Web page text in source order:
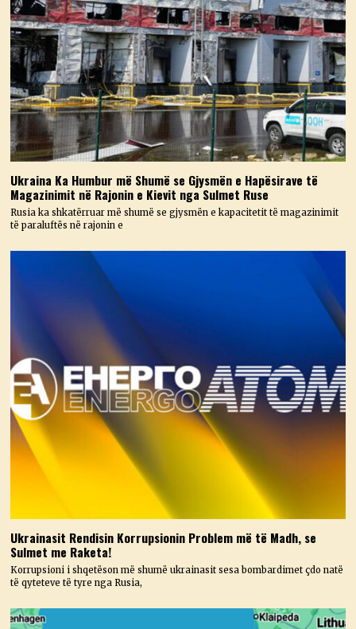
Ukraina Ka Humbur më Shumë se Gjysmën e Hapësirave të
Magazinimit në Rajonin e Kievit nga Sulmet Ruse
Rusia ka shkatërruar më shumë se gjysmën e kapacitetit të magazinimit
të paraluftës në rajonin e
Ukrainasit Rendisin Korrupsionin Problem më të Madh, se
Sulmet me Raketa!
Korrupsioni i shqetëson më shumë ukrainasit sesa bombardimet çdo natë
të qyteteve të tyre nga Rusia,